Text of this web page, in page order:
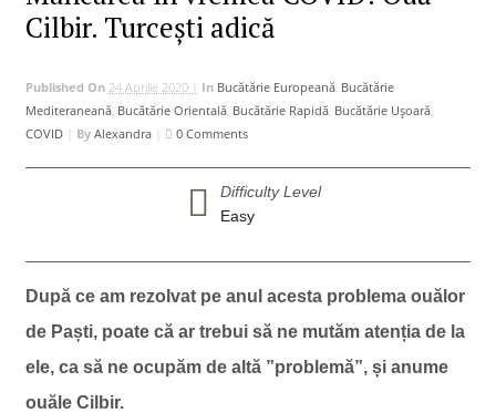
Cilbir. Turcești adică
Published On 24 Aprilie 2020 | In Bucătărie Europeană, Bucătărie
Mediteraneană, Bucătărie Orientală, Bucătărie Rapidă, Bucătărie Uşoară,
COVID| By Alexandra| 0 Comments
Difficulty Level
Easy
După ce am rezolvat pe anul acesta problema ouălor
de Paști, poate că ar trebui să ne mutăm atenția de la
ele, ca să ne ocupăm de altă ”problemă”, și anume
ouăle Cilbir.